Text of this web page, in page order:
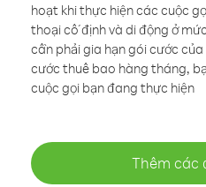
hoạt khi thực hiện các cuộc
thoại cố định và di động ở
cần phải gia hạn gói cước
cước thuê bao hàng tháng,
cuộc gọi bạn đang thực hiện
Thêm các